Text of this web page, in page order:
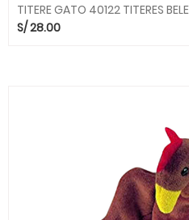
TITERE GATO 40122 TITERES
S/28.00